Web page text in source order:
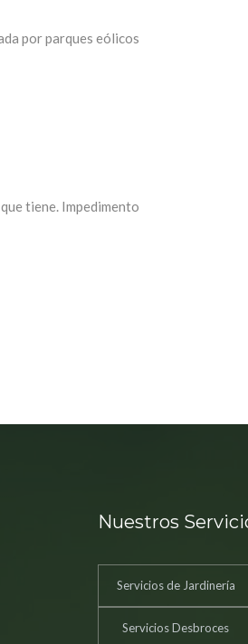
por parques eólicos
tiene. Impedimento
Nuestros
Servicios de Jardinería
Servicios Desbroces